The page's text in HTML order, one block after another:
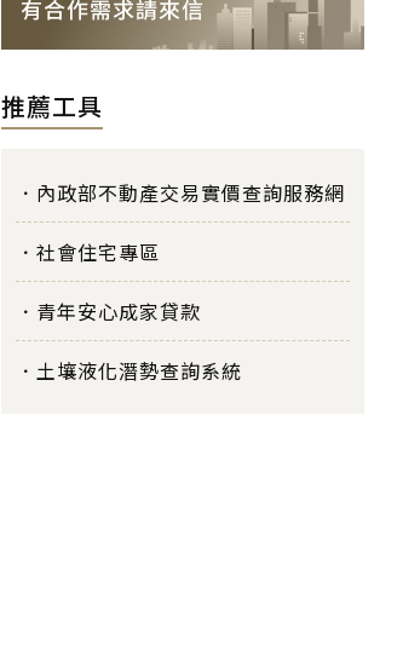
推薦工具
內政部不動產交易實價查詢服務網
社會住宅專區
青年安心成家貸款
土壤液化潛勢查詢系統